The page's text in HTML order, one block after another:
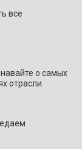
все
о самых
отрасли.